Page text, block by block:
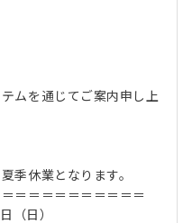
ムを通じてご案内申し上
季休業となります。
＝＝＝＝＝＝＝＝＝＝
（日）